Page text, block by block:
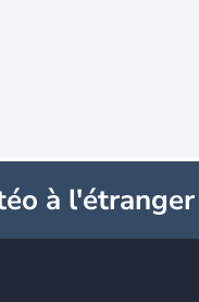
à l'étranger